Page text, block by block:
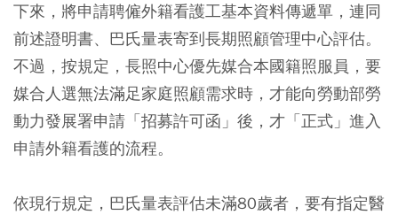
下來，將申請聘僱外籍看護工基本資料傳遞單，連同
前述證明書、巴氏量表寄到長期照顧管理中心評估。
不過，按規定，長照中心優先媒合本國籍照服員，要
媒合人選無法滿足家庭照顧需求時，才能向勞動部勞
動力發展署申請「招募許可函」後，才「正式」進入
申請外籍看護的流程。
依現行規定，巴氏量表評估未滿80歲者，要有指定醫